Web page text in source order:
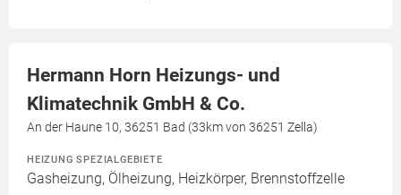
Hermann Horn Heizungs- und
Klimatechnik GmbH & Co.
An der Haune 10, 36251 Bad (33km von 36251 Zella)
HEIZUNG SPEZIALGEBIETE
Gasheizung, Ölheizung, Heizkörper, Brennstoffzelle